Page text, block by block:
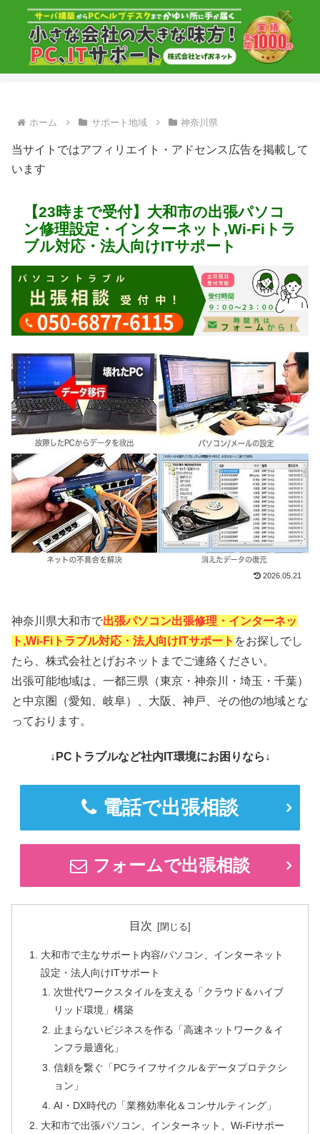
ホーム サポート地域 神奈川県
当サイトではアフィリエイト・アドセンス広告を掲載して
います
【23時まで受付】大和市の出張パソコ
ン修理設定・インターネット,Wi-Fiトラ
ブル対応・法人向けITサポート
2026.05.21
神奈川県大和市で出張パソコン出張修理・インターネッ
ト,Wi-Fiトラブル対応・法人向けITサポート をお探しでし
たら、株式会社とげおネットまでご連絡ください。
出張可能地域は、一都三県（東京・神奈川・埼玉・千葉）
と中京圏（愛知、岐阜）、大阪、神戸、その他の地域とな
っております。
↓PCトラブルなど社内IT環境にお困りなら↓
電話で出張相談
フォームで出張相談
目次
大和市で主なサポート内容/パソコン、インターネット
設定・法人向けITサポート
次世代ワークスタイルを支える「クラウド＆ハイブ
リッド環境」構築
止まらないビジネスを作る「高速ネットワーク＆イ
ンフラ最適化」
信頼を繋ぐ「PCライフサイクル＆データプロテクシ
ョン」
AI・DX時代の「業務効率化＆コンサルティング」
大和市で出張パソコン、インターネット、Wi-Fiサポー